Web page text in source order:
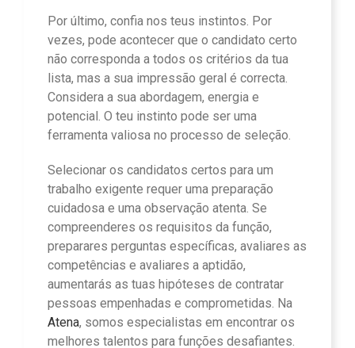
Por último, confia nos teus instintos. Por
vezes, pode acontecer que o candidato certo
não corresponda a todos os critérios da tua
lista, mas a sua impressão geral é correcta.
Considera a sua abordagem, energia e
potencial. O teu instinto pode ser uma
ferramenta valiosa no processo de seleção.
Selecionar os candidatos certos para um
trabalho exigente requer uma preparação
cuidadosa e uma observação atenta. Se
compreenderes os requisitos da função,
preparares perguntas específicas, avaliares as
competências e avaliares a aptidão,
aumentarás as tuas hipóteses de contratar
pessoas empenhadas e comprometidas. Na
Atena, somos especialistas em encontrar os
melhores talentos para funções desafiantes.